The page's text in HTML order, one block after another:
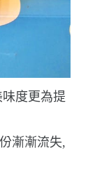
度更為提
漸漸流失,